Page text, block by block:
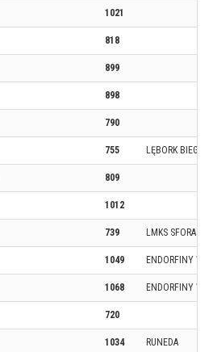
1021
818
899
898
790
755 LĘBORK
809
1012
739 LMKS SFORA
1049 ENDORFINY
1068 ENDORFINY
720
1034 RUNEDA